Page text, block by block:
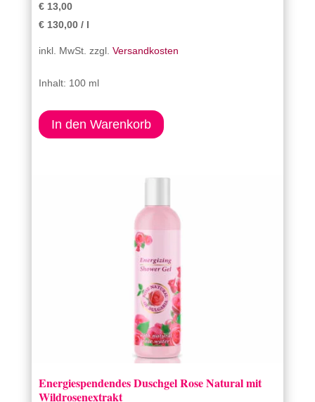
€13,00
€130,00/ l
inkl. MwSt. zzgl. Versandkosten
Inhalt: 100 ml
In den Warenkorb
Energiespendendes Duschgel Rose Natural mit
Wildrosenextrakt